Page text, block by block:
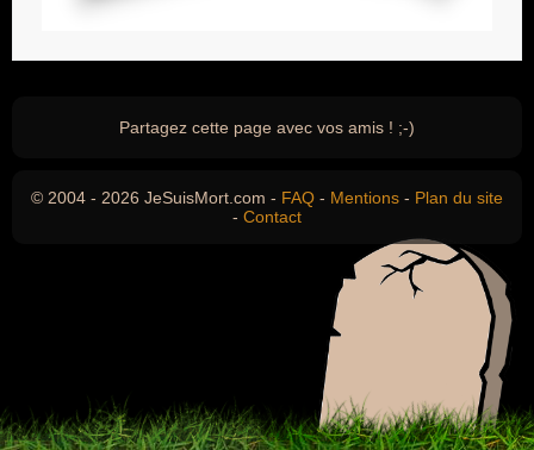
Partagez cette page avec vos amis ! ;-)
© 2004 - 2026 JeSuisMort.com - FAQ - Mentions - Plan du site
- Contact